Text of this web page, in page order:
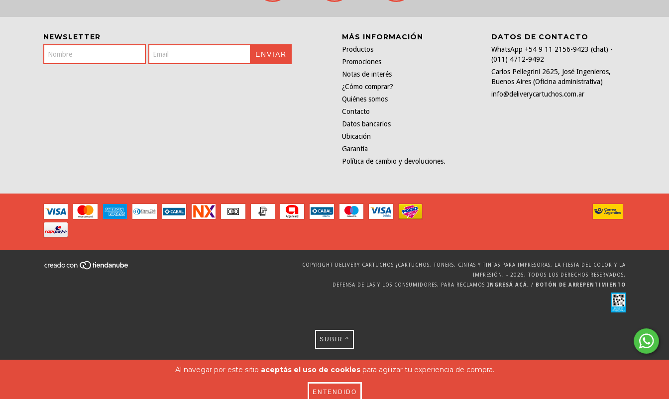
Al navegar por este sitio aceptás el uso de cookiespara agilizar tu experiencia de compra.
ENTENDIDO
NEWSLETTER MÁS INFORMACIÓN
Productos
Promociones
Notas de interés
¿Cómo comprar?
Quiénes somos
Contacto
Datos bancarios
Ubicación
Garantía
Política de cambio y devoluciones.
DATOS DE CONTACTO
WhatsApp +54 9 11 2156-9423 (chat) -
(011) 4712-9492
Carlos Pellegrini 2625, José Ingenieros,
Buenos Aires (Oficina administrativa)
info@deliverycartuchos.com.ar
COPYRIGHT DELIVERY CARTUCHOS ¡CARTUCHOS, TONERS, CINTAS Y TINTAS PARA IMPRESORAS, LA FIESTA DEL COLOR Y LA
IMPRESIÓN! - 2026. TODOS LOS DERECHOS RESERVADOS.
DEFENSA DE LAS Y LOS CONSUMIDORES. PARA RECLAMOS INGRESÁ ACÁ. / BOTÓN DE ARREPENTIMIENTO
SUBIR ^